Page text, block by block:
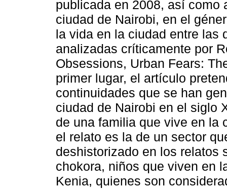
publicada en 2008, así como
ciudad de Nairobi, en el
la vida en la ciudad entre las
analizadas críticamente por
Obsessions, Urban Fears:
primer lugar, el artículo
continuidades que se han
ciudad de Nairobi en el siglo
de una familia que vive en la
el relato es la de un sector
deshistorizado en los relatos
chokora, niños que viven en
Kenia, quienes son